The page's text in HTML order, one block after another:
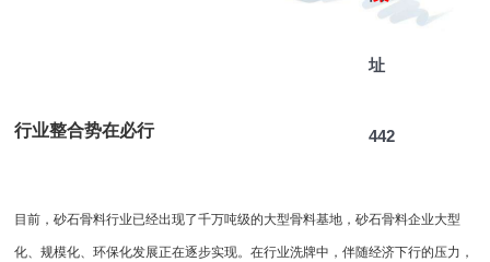
址
442
行业整合势在必行
目前，砂石骨料行业已经出现了千万吨级的大型骨料基地，砂石骨料企业大型
化、规模化、环保化发展正在逐步实现。在行业洗牌中，伴随经济下行的压力，